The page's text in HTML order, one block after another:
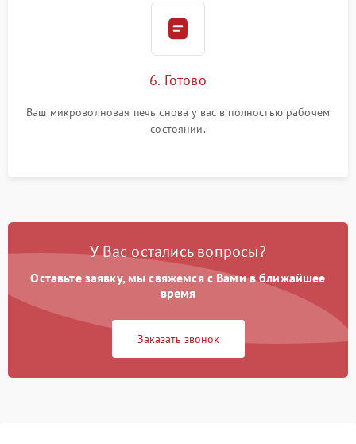
6. Готово
Ваш микроволновая печь снова у вас в полностью рабочем
состоянии.
У Вас остались вопросы?
Оставьте заявку, мы свяжемся с Вами в ближайшее
время
Заказать звонок